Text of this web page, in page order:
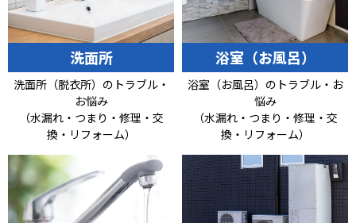
洗面所
洗面所（脱衣所）のトラブル・
お悩み
（水漏れ・つまり・修理・交
換・リフォーム）
浴室（お風呂）
浴室（お風呂）のトラブル・お
悩み
（水漏れ・つまり・修理・交
換・リフォーム）